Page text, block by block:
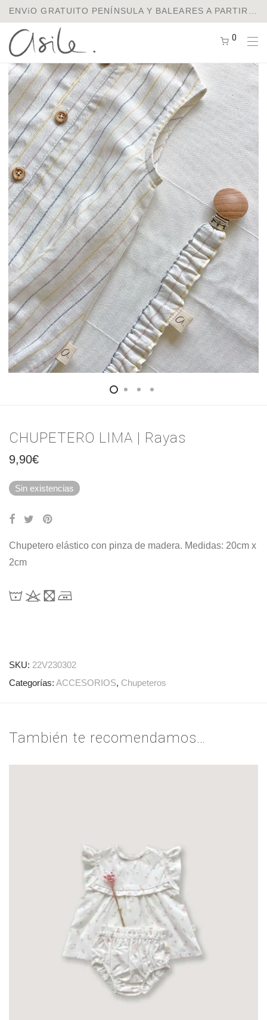
ENVíO GRATUITO PENÍNSULA Y BALEARES A PARTIR DE 75€ / ENVíOS A EUROPA Y USA
0
CHUPETERO LIMA | Rayas
9,90€
Sin existencias
Chupetero elástico con pinza de madera. Medidas: 20cm x
2cm
SKU: 22V230302
Categorías: ACCESORIOS, Chupeteros
También te recomendamos…